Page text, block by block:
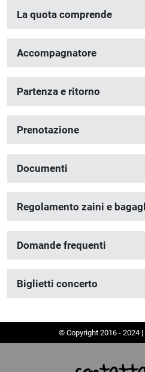
La quota comprende
Accompagnatore
Partenza e ritorno
Prenotazione
Documenti
Regolamento zaini e
Domande frequenti
Biglietti concerto
© Copyright 2016 - 2024 |